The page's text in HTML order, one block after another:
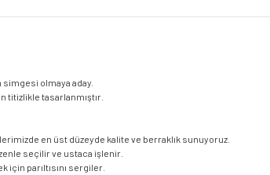
simgesi olmaya aday.
titizlikle tasarlanmıştır.
en üst düzeyde kalite ve berraklık sunuyoruz.
seçilir ve ustaca işlenir.
parıltısını sergiler.